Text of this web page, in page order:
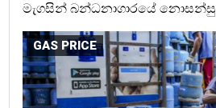
මැගසින් බන්ධනාගාරයේ
GAS PRICE